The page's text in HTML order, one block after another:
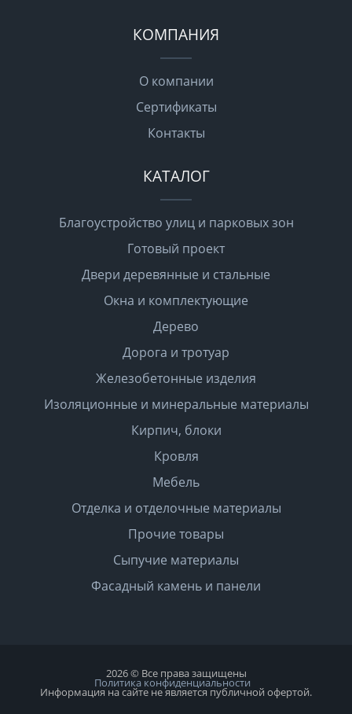
КОМПАНИЯ
О компании
Сертификаты
Контакты
КАТАЛОГ
Благоустройство улиц и парковых зон
Готовый проект
Двери деревянные и стальные
Окна и комплектующие
Дерево
Дорога и тротуар
Железобетонные изделия
Изоляционные и минеральные материалы
Кирпич, блоки
Кровля
Мебель
Отделка и отделочные материалы
Прочие товары
Сыпучие материалы
Фасадный камень и панели
2026 © Все права защищены
Политика конфиденциальности
Информация на сайте не является публичной офертой.